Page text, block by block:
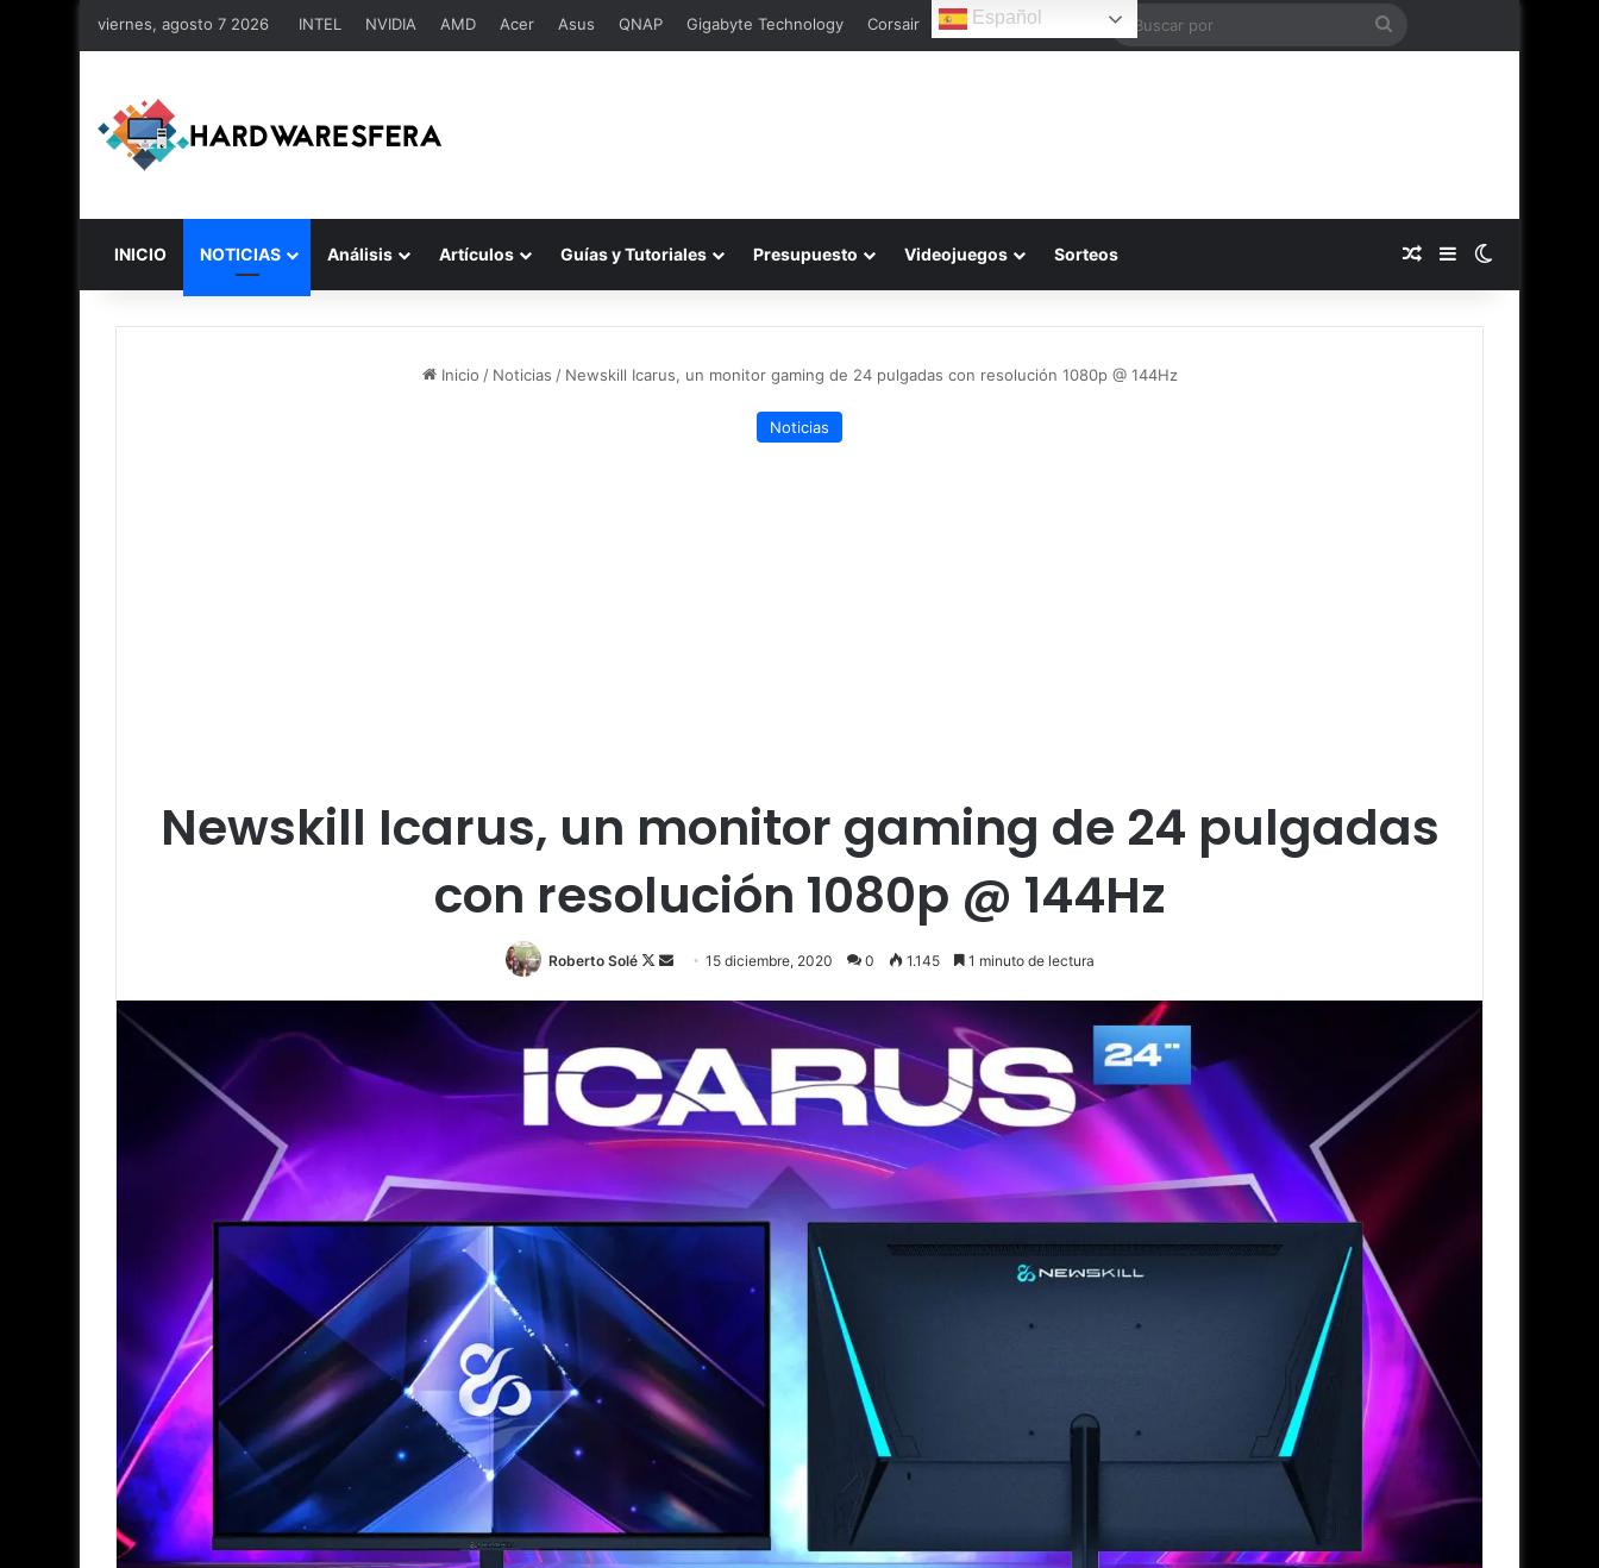
viernes, agosto 7 2026 INTEL NVIDIA AMD Acer Asus QNAP Gigabyte Technology Corsair Español
Buscar
INICIO NOTICIAS Análisis Artículos Guías y Tutoriales Presupuesto Videojuegos Sorteos Publicación al azar
Barra lateral
Inicio / Noticias / Newskill Icarus, un monitor gaming de 24 pulgadas con resolución 1080p @ 144Hz
Noticias
Newskill Icarus, un monitor gaming de 24 pulgadas
con resolución 1080p @ 144Hz
Roberto Solé
Follow
Send15 diciembre, 2020 0 1.145 1 minuto de lectura